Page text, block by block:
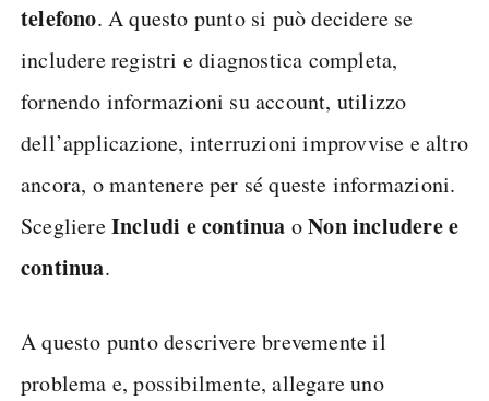
telefono. A questo punto si può decidere se
includere registri e diagnostica completa,
fornendo informazioni su account, utilizzo
dell’applicazione, interruzioni improvvise e altro
ancora, o mantenere per sé queste informazioni.
ScegliereIncludi e continua oNon includere e
continua.
A questo punto descrivere brevemente il
problema e, possibilmente, allegare uno